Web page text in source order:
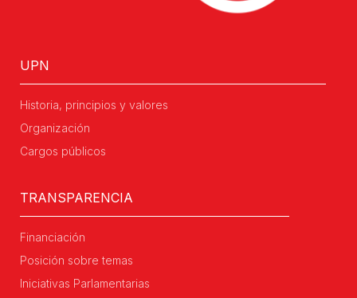
UPN
Historia, principios y valores
Organización
Cargos públicos
TRANSPARENCIA
Financiación
Posición sobre temas
Iniciativas Parlamentarias